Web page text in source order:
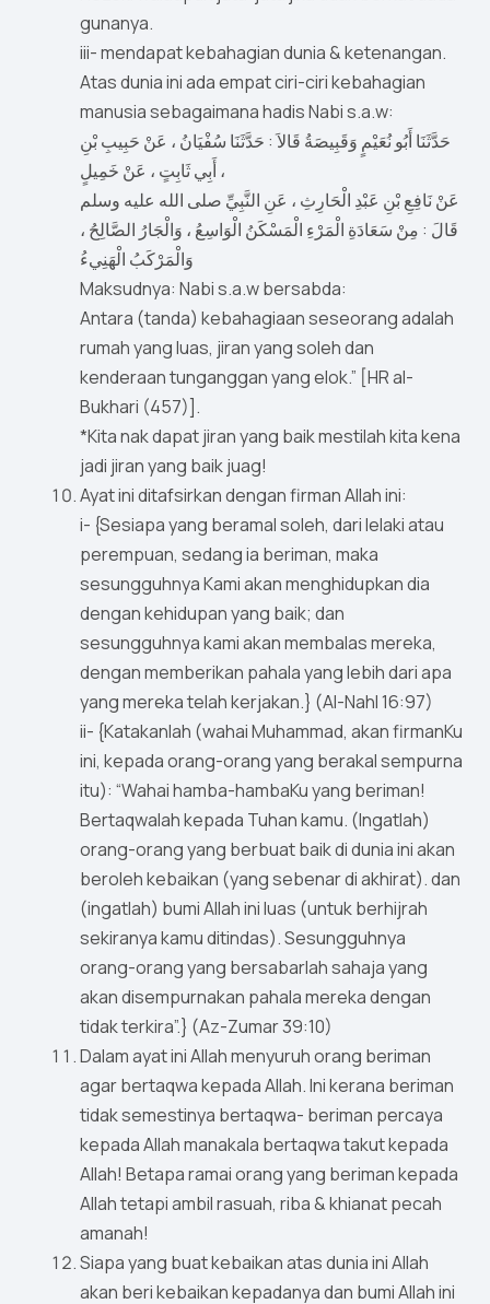
gunanya.
iii- mendapat kebahagian dunia & ketenangan.
Atas dunia ini ada empat ciri-ciri kebahagian
manusia sebagaimana hadis Nabi s.a.w:
حَدَّثَنَا أَبُو نُعَيْمٍ وَقَبِيصَةُ قَالاَ : حَدَّثَنَا سُفْيَانُ ، عَنْ حَبِيبِ بْنِ
أَبِي ثَابِتٍ ، عَنْ خَمِيلٍ ،
عَنْ نَافِعِ بْنِ عَبْدِ الْحَارِثِ ، عَنِ النَّبِيِّ صلى الله عليه وسلم
قَالَ : مِنْ سَعَادَةِ الْمَرْءِ الْمَسْكَنُ الْوَاسِعُ ، وَالْجَارُ الصَّالِحُ ،
وَالْمَرْكَبُ الْهَنِيءُ
Maksudnya: Nabi s.a.w bersabda:
Antara (tanda) kebahagiaan seseorang adalah
rumah yang luas, jiran yang soleh dan
kenderaan tunganggan yang elok.” [HR al-
Bukhari (457)].
*Kita nak dapat jiran yang baik mestilah kita kena
jadi jiran yang baik juag!
Ayat ini ditafsirkan dengan firman Allah ini:
i- {Sesiapa yang beramal soleh, dari lelaki atau
perempuan, sedang ia beriman, maka
sesungguhnya Kami akan menghidupkan dia
dengan kehidupan yang baik; dan
sesungguhnya kami akan membalas mereka,
dengan memberikan pahala yang lebih dari apa
yang mereka telah kerjakan.} (Al-Nahl 16:97)
ii- {Katakanlah (wahai Muhammad, akan firmanKu
ini, kepada orang-orang yang berakal sempurna
itu): “Wahai hamba-hambaKu yang beriman!
Bertaqwalah kepada Tuhan kamu. (Ingatlah)
orang-orang yang berbuat baik di dunia ini akan
beroleh kebaikan (yang sebenar di akhirat). dan
(ingatlah) bumi Allah ini luas (untuk berhijrah
sekiranya kamu ditindas). Sesungguhnya
orang-orang yang bersabarlah sahaja yang
akan disempurnakan pahala mereka dengan
tidak terkira”.} (Az-Zumar 39:10)
Dalam ayat ini Allah menyuruh orang beriman
agar bertaqwa kepada Allah. Ini kerana beriman
tidak semestinya bertaqwa- beriman percaya
kepada Allah manakala bertaqwa takut kepada
Allah! Betapa ramai orang yang beriman kepada
Allah tetapi ambil rasuah, riba & khianat pecah
amanah!
Siapa yang buat kebaikan atas dunia ini Allah
akan beri kebaikan kepadanya dan bumi Allah ini